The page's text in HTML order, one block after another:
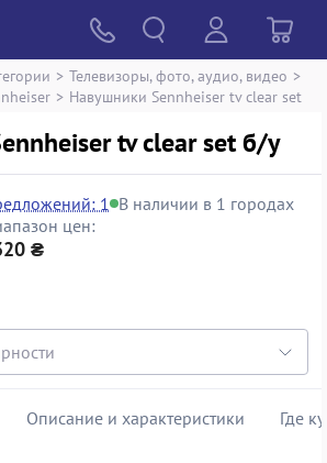
> Телевизоры, фото, аудио, видео >
> Навушники Sennheiser tv clear set
tv clear set б/у
1 В наличии в 1 городах
цен:
₴
Описание и характеристики Где